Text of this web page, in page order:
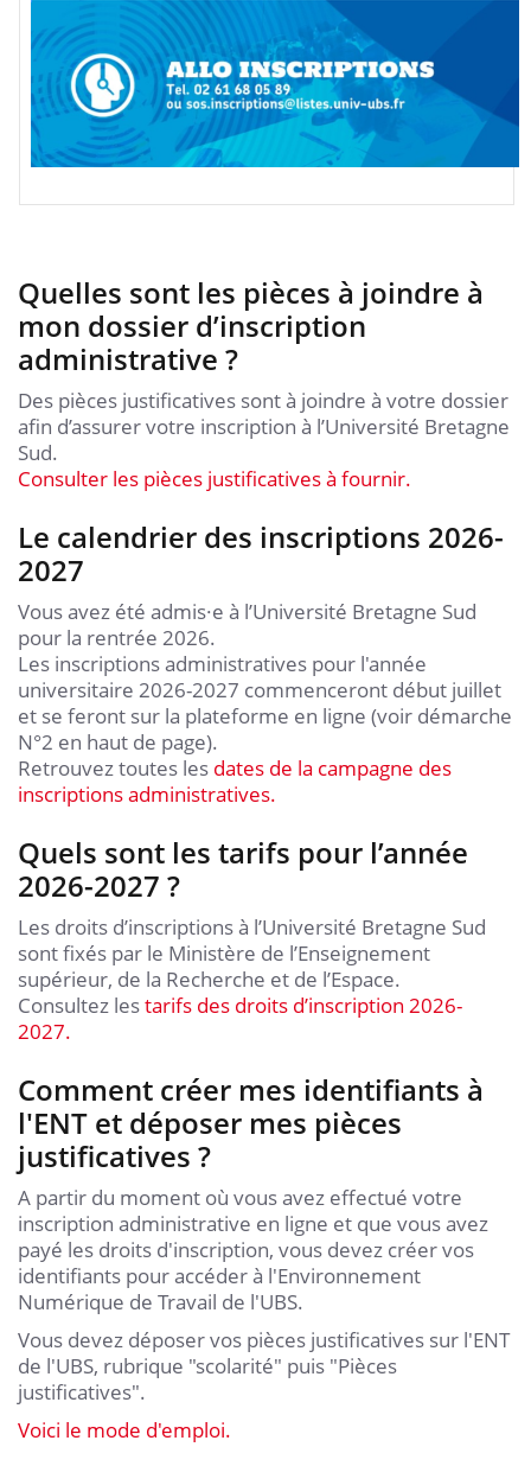
Quelles sont les pièces à joindre à
mon dossier d’inscription
administrative ?
Des pièces justificatives sont à joindre à votre dossier
afin d’assurer votre inscription à l’Université Bretagne
Sud.
Consulter les pièces justificatives à fournir.
Le calendrier des inscriptions 2026-
2027
Vous avez été admis·e à l’Université Bretagne Sud
pour la rentrée 2026.
Les inscriptions administratives pour l'année
universitaire 2026-2027 commenceront début juillet
et se feront sur la plateforme en ligne (voir démarche
N°2 en haut de page).
Retrouvez toutes les dates de la campagne des
inscriptions administratives.
Quels sont les tarifs pour l’année
2026-2027 ?
Les droits d’inscriptions à l’Université Bretagne Sud
sont fixés par le Ministère de l’Enseignement
supérieur, de la Recherche et de l’Espace.
Consultez lestarifs des droits d’inscription 2026-
2027.
Comment créer mes identifiants à
l'ENT et déposer mes pièces
justificatives ?
A partir du moment où vous avez effectué votre
inscription administrative en ligne et que vous avez
payé les droits d'inscription, vous devez créer vos
identifiants pour accéder à l'Environnement
Numérique de Travail de l'UBS.
Vous devez déposer vos pièces justificatives sur l'ENT
de l'UBS, rubrique "scolarité" puis "Pièces
justificatives".
Voici le mode d'emploi.